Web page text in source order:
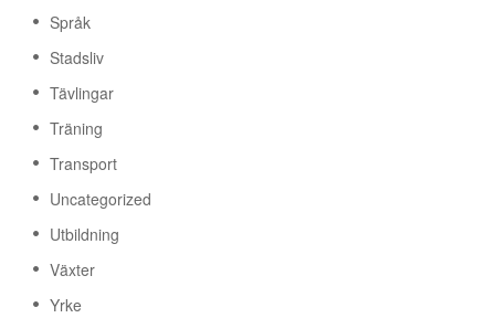
Språk
Stadsliv
Tävlingar
Träning
Transport
Uncategorized
Utbildning
Växter
Yrke